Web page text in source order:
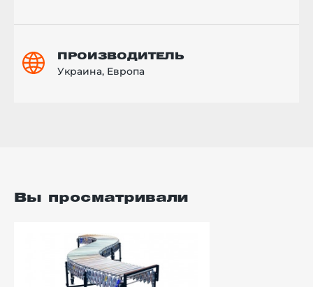
ПРОИЗВОДИТЕЛЬ
Украина, Европа
Вы просматривали